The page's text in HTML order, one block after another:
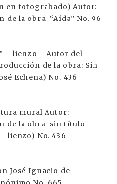
en fotograbado) Autor:
la obra: “Aída” No. 96
—lienzo— Autor del
de la obra: Sin
Echena) No. 436
mural Autor:
de la obra: sin título
lienzo) No. 436
José Ignacio de